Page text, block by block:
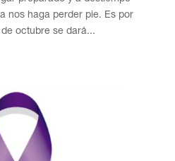
nos haga perder pie. Es por
octubre se dará...